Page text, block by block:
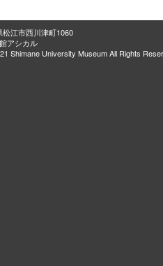
江市西川津町1060
アシカル
Shimane University Museum All Rights